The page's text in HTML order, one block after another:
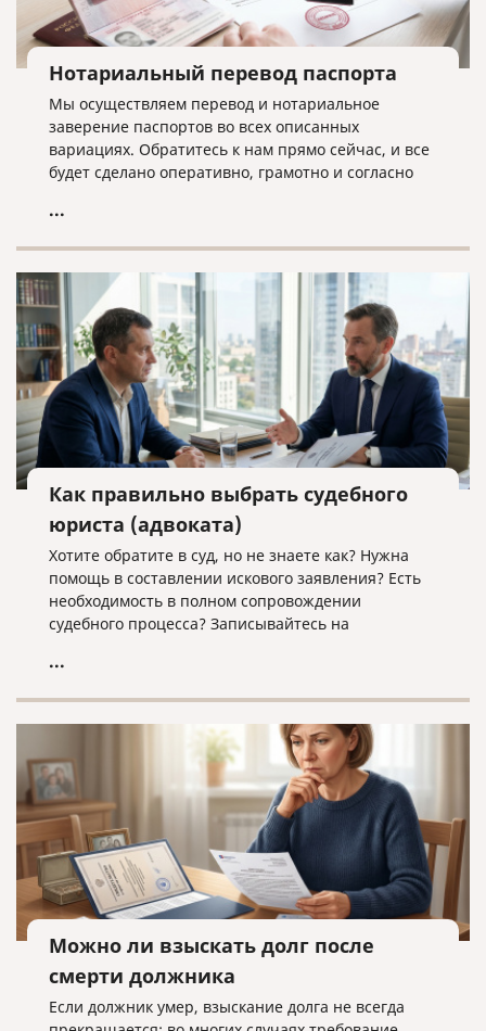
Нотариальный перевод паспорта
Мы осуществляем перевод и нотариальное
заверение паспортов во всех описанных
вариациях. Обратитесь к нам прямо сейчас, и все
будет сделано оперативно, грамотно и согласно
...
Как правильно выбрать судебного
юриста (адвоката)
Хотите обратите в суд, но не знаете как? Нужна
помощь в составлении искового заявления? Есть
необходимость в полном сопровождении
судебного процесса? Записывайтесь на
cлово» по адресу law@pravoislovo.ru
...
Можно ли взыскать долг после
смерти должника
Если должник умер, взыскание долга не всегда